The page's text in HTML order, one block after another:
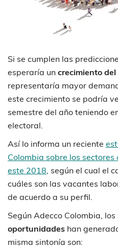
Si se cumplen las
esperaría un crecimiento
representaría mayor
este crecimiento se podría
semestre del año teniendo
electoral.
Así lo informa un reciente
Colombia sobre los
este 2018 , según el cual el
cuáles son las vacantes
de acuerdo a su perfil.
Según Adecco Colombia, los
oportunidades han
misma sintonía son: